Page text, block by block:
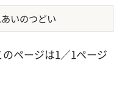
いのつどい
ページは1／1ページ